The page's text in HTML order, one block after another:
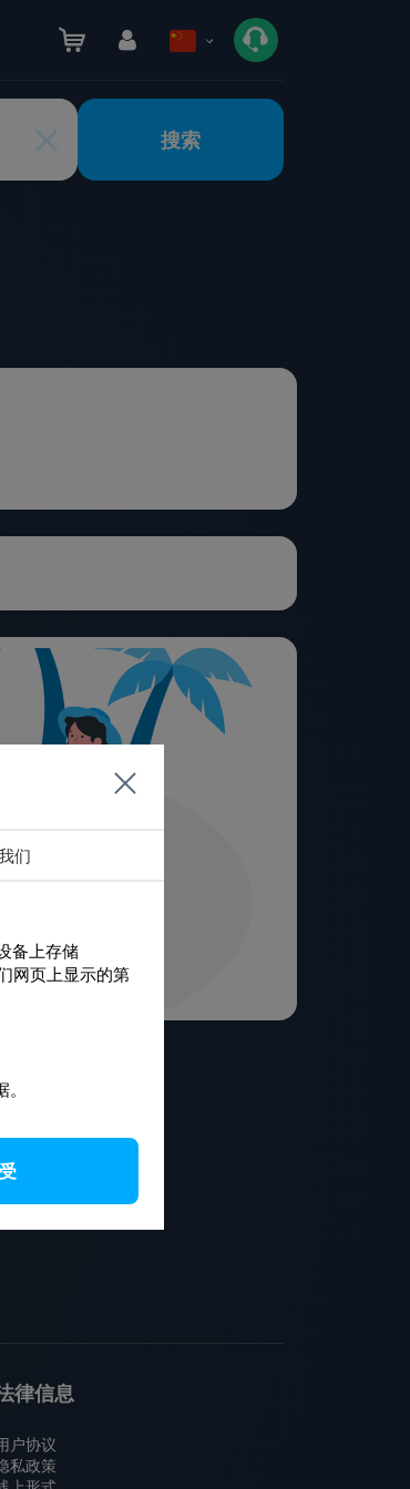
搜索
Moskva - Baranovichy
- Budapest
- Lublin
律信息
户协议
私政策
们
备上存储
网页上显示的第